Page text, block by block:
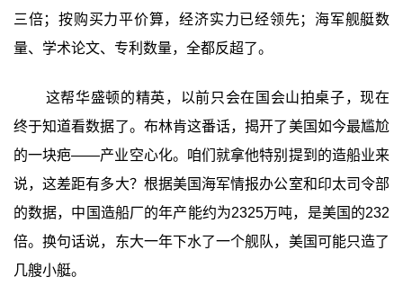
三倍；按购买力平价算，经济实力已经领先；海军舰艇数
量、学术论文、专利数量，全都反超了。
这帮华盛顿的精英，以前只会在国会山拍桌子，现在
终于知道看数据了。布林肯这番话，揭开了美国如今最尴尬
的一块疤——产业空心化。咱们就拿他特别提到的造船业来
说，这差距有多大？根据美国海军情报办公室和印太司令部
的数据，中国造船厂的年产能约为2325万吨，是美国的232
倍。换句话说，东大一年下水了一个舰队，美国可能只造了
几艘小艇。